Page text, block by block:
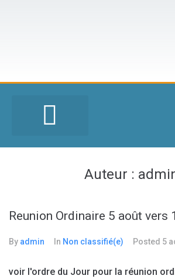
Auteur :
Reunion Ordinaire 5 août vers
By admin In Non classifié(e) Posted 5
voir l'ordre du Jour pour la réunion